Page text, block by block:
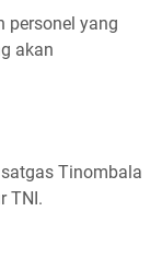
personel yang
akan
Tinombala
TNI.